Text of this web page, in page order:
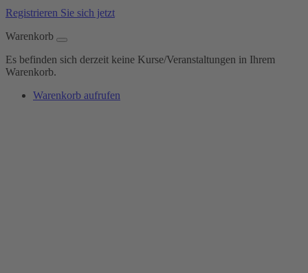
Registrieren Sie sich jetzt
Warenkorb
Es befinden sich derzeit keine Kurse/Veranstaltungen in Ihrem
Warenkorb.
Warenkorb aufrufen